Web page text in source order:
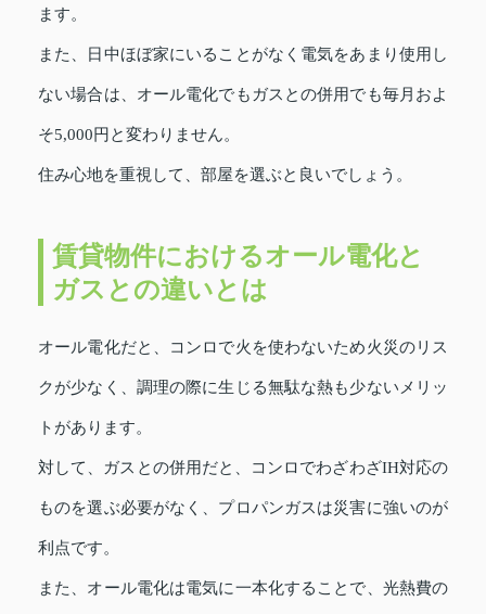
ます。
また、日中ほぼ家にいることがなく電気をあまり使用し
ない場合は、オール電化でもガスとの併用でも毎月およ
そ5,000円と変わりません。
住み心地を重視して、部屋を選ぶと良いでしょう。
賃貸物件におけるオール電化と
ガスとの違いとは
オール電化だと、コンロで火を使わないため火災のリス
クが少なく、調理の際に生じる無駄な熱も少ないメリッ
トがあります。
対して、ガスとの併用だと、コンロでわざわざIH対応の
ものを選ぶ必要がなく、プロパンガスは災害に強いのが
利点です。
また、オール電化は電気に一本化することで、光熱費の